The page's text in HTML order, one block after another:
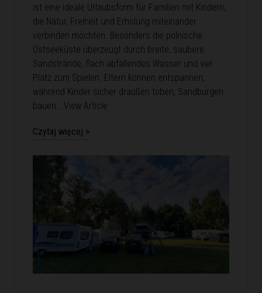
ist eine ideale Urlaubsform für Familien mit Kindern,
die Natur, Freiheit und Erholung miteinander
verbinden möchten. Besonders die polnische
Ostseeküste überzeugt durch breite, saubere
Sandstrände, flach abfallendes Wasser und viel
Platz zum Spielen. Eltern können entspannen,
während Kinder sicher draußen toben, Sandburgen
bauen… View Article
Czytaj więcej >